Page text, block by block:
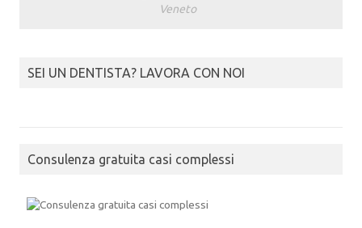
Veneto
SEI UN DENTISTA? LAVORA CON NOI
Consulenza gratuita casi complessi